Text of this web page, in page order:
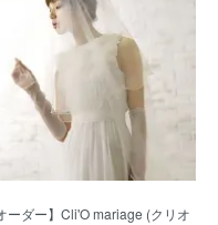
ーダー】Cli'O mariage (クリオ